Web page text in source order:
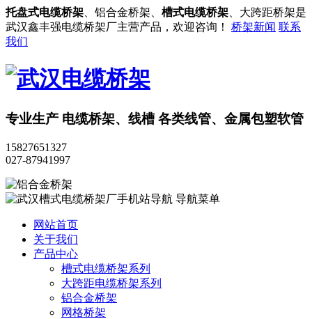
托盘式电缆桥架 、铝合金桥架、 槽式电缆桥架 、大跨距桥架是
武汉鑫丰强电缆桥架厂主营产品，欢迎咨询！ 桥架新闻 联系
我们
专业生产 电缆桥架、线槽 各类线管、金属包塑软管
15827651327
027-87941997
导航菜单
网站首页
关于我们
产品中心
槽式电缆桥架系列
大跨距电缆桥架系列
铝合金桥架
网格桥架